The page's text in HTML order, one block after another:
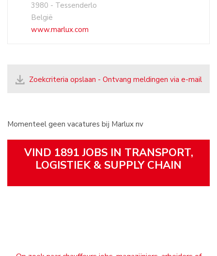
3980 - Tessenderlo
België
www.marlux.com
Zoekcriteria opslaan - Ontvang meldingen via e-mail
Momenteel geen vacatures bij Marlux nv
VIND 1891 JOBS IN TRANSPORT,
LOGISTIEK & SUPPLY CHAIN